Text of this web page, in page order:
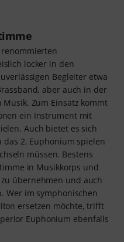
renommierten
locker in den
Begleiter etwa
aber auch in der
Zum Einsatz kommt
ein Instrument mit
Auch bietet es sich
2. Euphonium spielen
müssen. Bestens
in Musikkorps und
übernehmen und auch
Wer im symphonischen
ersetzen möchte, trifft
Euphonium ebenfalls